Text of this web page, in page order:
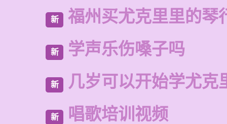
新 福州买尤克里里的琴
新 学声乐伤嗓子吗
新 几岁可以开始学尤克
新 唱歌培训视频